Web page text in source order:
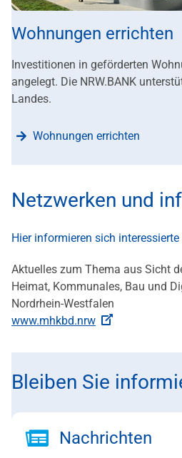
Wohnungen errichten
Investitionen in geförderten
angelegt. Die NRW.BANK
Landes.
Wohnungen errichten
Netzwerken und
Hier informieren sich interessierte
Aktuelles zum Thema aus Sicht
Heimat, Kommunales, Bau und
Nordrhein-Westfalen
www.mhkbd.nrw
Bleiben Sie
Nachrichten